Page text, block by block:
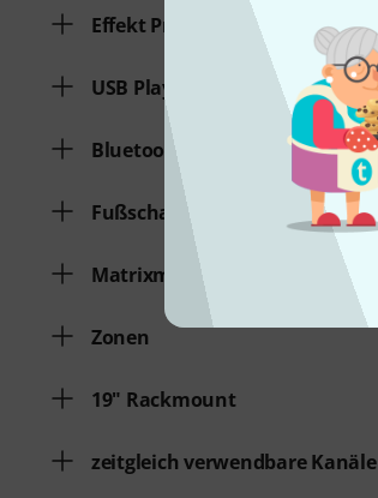
Effekt Prozessor
USB Play
Bluetooth Play
Fußschalter
Matrixmixer
Zonen
19" Rackmount
zeitgleich verwendbare Kanäle